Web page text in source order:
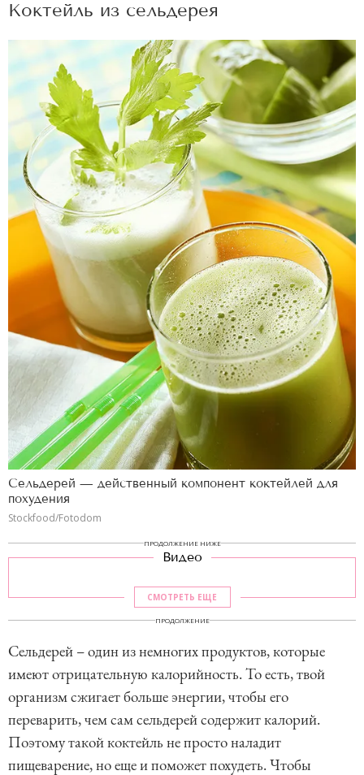
Коктейль из сельдерея
Сельдерей — действенный компонент коктейлей для
похудения
Stockfood/Fotodom
ПРОДОЛЖЕНИЕ НИЖЕ
Видео
СМОТРЕТЬ ЕЩЕ
ПРОДОЛЖЕНИЕ
Сельдерей – один из немногих продуктов, которые
имеют отрицательную калорийность. То есть, твой
организм сжигает больше энергии, чтобы его
переварить, чем сам сельдерей содержит калорий.
Поэтому такой коктейль не просто наладит
пищеварение, но еще и поможет похудеть. Чтобы